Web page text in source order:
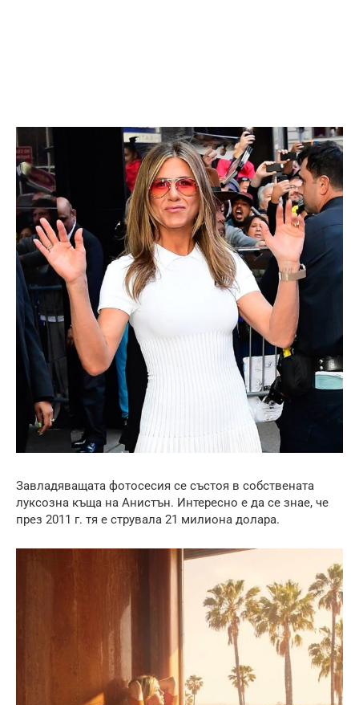
Завладяващата фотосесия се състоя в собствената
луксозна къща на Анистън. Интересно е да се знае, че
през 2011 г. тя е струвала 21 милиона долара.